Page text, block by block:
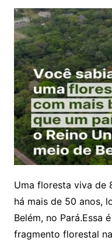
Uma floresta viva de
há mais de 50 anos,
Belém, no Pará.Essa
fragmento florestal